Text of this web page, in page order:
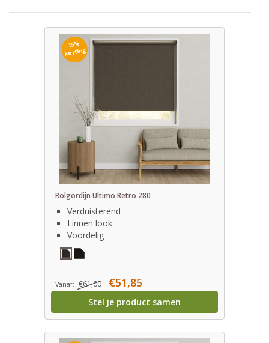
15%
korting
Rolgordijn Ultimo Retro 280
Verduisterend
Linnen look
Voordelig
Vanaf: €61,00 €51,85
Stel je product samen